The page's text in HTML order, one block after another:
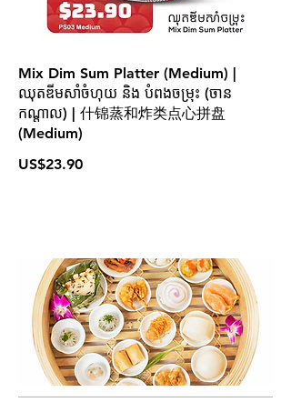
Mix Dim Sum Platter (Medium) |
ឈុតឌីមសាំចំហុយ និង បំពងចម្រុះ (ចាន
កណ្ដាល) | 什锦蒸和炸类点心拼盘
(Medium)
US$23.90